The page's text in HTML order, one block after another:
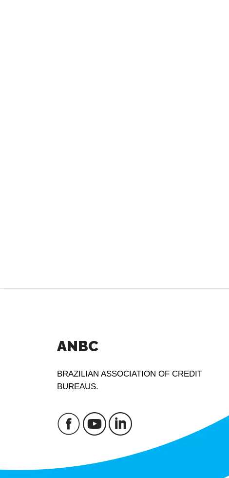
ANBC
BRAZILIAN ASSOCIATION OF CREDIT
BUREAUS.